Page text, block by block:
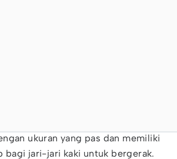
ukuran yang pas dan memiliki
bagi jari-jari kaki untuk bergerak.